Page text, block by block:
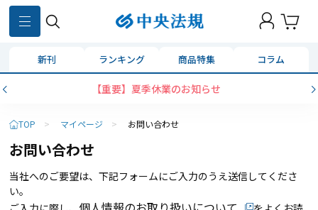
新刊 ランキング 商品特集 コラム
【重要】夏季休業のお知らせ
TOP > マイページ > お問い合わせ
お問い合わせ
当社へのご要望は、下記フォームにご入力のうえ送信してくださ
い。